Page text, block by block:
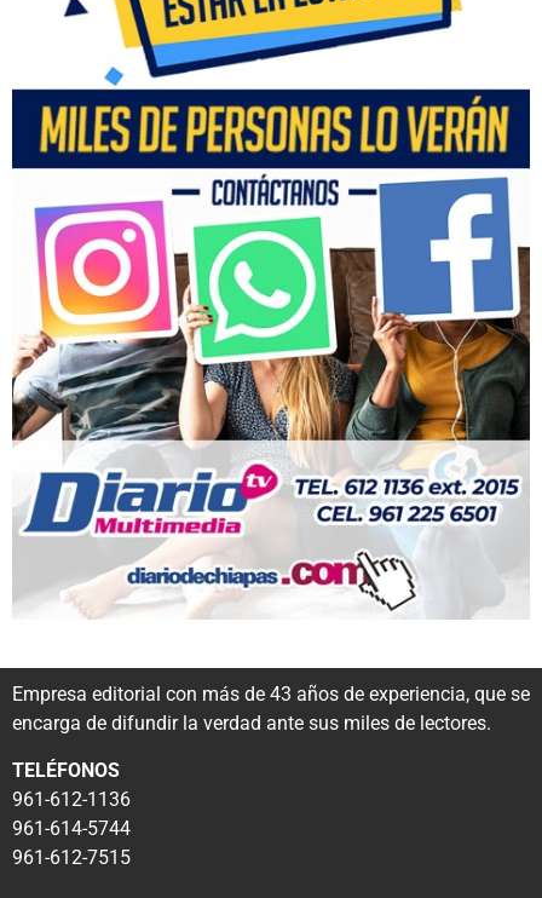
Empresa editorial con más de 43 años de experiencia, que se
encarga de difundir la verdad ante sus miles de lectores.
TELÉFONOS
961-612-1136
961-614-5744
961-612-7515